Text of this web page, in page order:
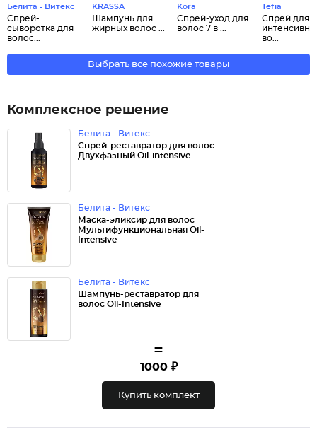
Белита - Витекс
Спрей-
сыворотка для
волос...
KRASSA
Шампунь для
жирных волос ...
Kora
Спрей-уход для
волос 7 в ...
Tefia
Спрей для
во...
Выбрать все похожие товары
Комплексное решение
Белита - Витекс
Спрей-реставратор для волос
Двухфазный Oil-intensive
Белита - Витекс
Маска-эликсир для волос
Мультифункциональная Oil-
Intensive
Белита - Витекс
Шампунь-реставратор для
волос Oil-Intensive
=
1000 ₽
Купить комплект